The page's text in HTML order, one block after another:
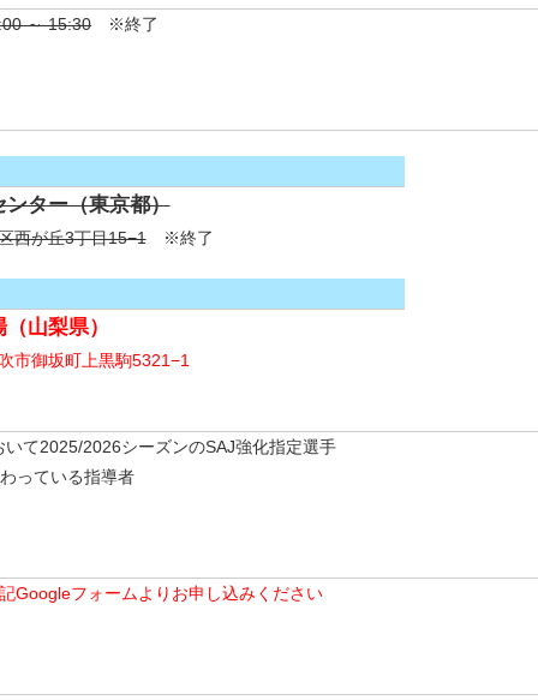
～ 15:30 ※終了
ター（東京都）
西が丘3丁目15−1※終了
山梨県）
御坂町上黒駒5321−1
て2025/2026シーズンのSAJ強化指定選手
っている指導者
Googleフォームよりお申し込みください